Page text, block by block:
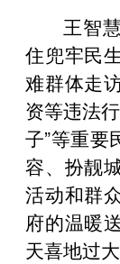
王智
住兜牢民
难群体走
资等违法
子”等重要
容、扮靓
活动和群
府的温暖
天喜地过大